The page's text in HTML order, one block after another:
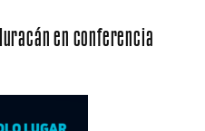
en conferencia